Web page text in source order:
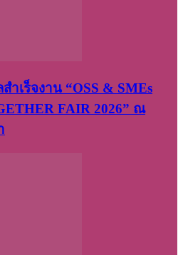
ำเร็จงาน “OSS & SMEs
FAIR 2026” ณ